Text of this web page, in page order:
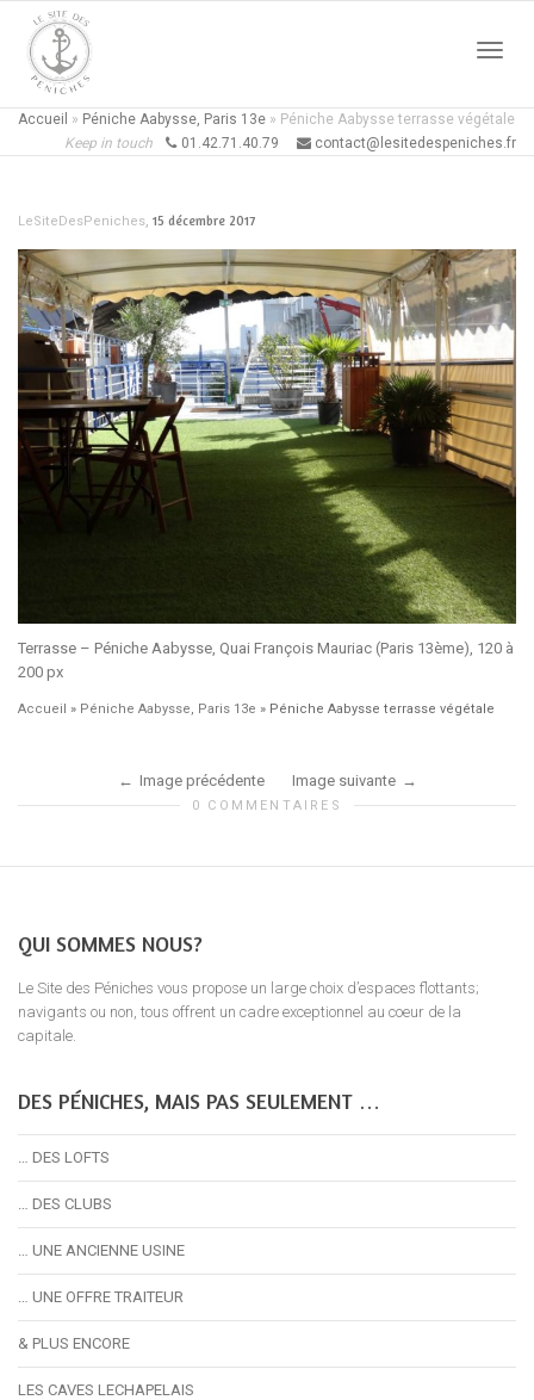
Accueil » Péniche Aabysse, Paris 13e » Péniche Aabysse terrasse végétale
Keep in touch
01.42.71.40.79 contact@lesitedespeniches.fr
LeSiteDesPeniches, 15 décembre 2017
Terrasse – Péniche Aabysse, Quai François Mauriac (Paris 13ème), 120 à
200 px
Accueil » Péniche Aabysse, Paris 13e » Péniche Aabysse terrasse végétale
Image précédente Image suivante
0 COMMENTAIRES
QUI SOMMES NOUS?
Le Site des Péniches vous propose un large choix d’espaces flottants;
navigants ou non, tous offrent un cadre exceptionnel au coeur de la
capitale.
DES PÉNICHES, MAIS PAS SEULEMENT …
… DES LOFTS
… DES CLUBS
… UNE ANCIENNE USINE
… UNE OFFRE TRAITEUR
& PLUS ENCORE
LES CAVES LECHAPELAIS